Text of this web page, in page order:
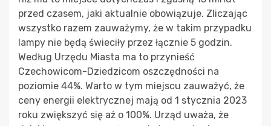
przed czasem, jaki aktualnie obowiązuje. Zliczając
wszystko razem zauważymy, że w takim przypadku
lampy nie będą świeciły przez łącznie 5 godzin.
Według Urzędu Miasta ma to przynieść
Czechowicom-Dziedzicom oszczędności na
poziomie 44%. Warto w tym miejscu zauważyć, że
ceny energii elektrycznej mają od 1 stycznia 2023
roku zwiększyć się aż o 100%. Urząd uważa, że